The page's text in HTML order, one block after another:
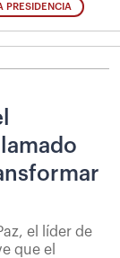
PRESIDENCIA
el líder de
que el